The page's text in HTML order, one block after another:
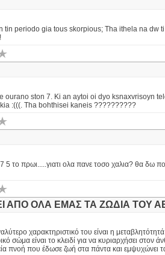
periodo gia tous skorpious; Tha ithela na dw
ourano ston 7. Ki an aytoi oi dyo ksnaxvrisoyn
:(((. Tha bohthisei kaneis ??????????
5 το πρωι.....γιατι ολα πανε τοσο χαλια? θα δω
ΑΠΟ ΟΛΑ ΕΜΑΣ ΤΑ ΖΩΔΙΑ ΤΟΥ
χαρακτηριστικό του είναι η
σώμα είναι το κλειδί για να κυριαρχήσει στον
πνοή που έδωσε ζωή στα πάντα και εμψυχώνει